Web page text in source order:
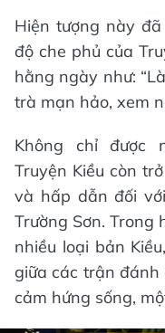
Hiện tượng này
độ che phủ của
hằng ngày như:
trà mạn hảo, xem
Không chỉ được
Truyện Kiều còn
và hấp dẫn đối
Trường Sơn. Trong
nhiều loại bản
giữa các trận
cảm hứng sống,